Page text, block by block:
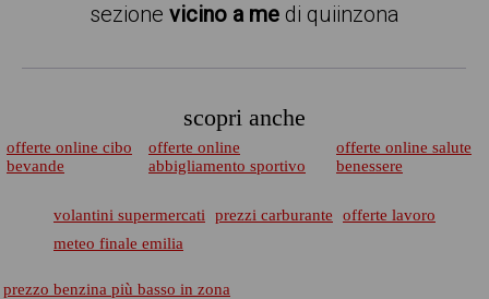
sezione vicino a medi quiinzona
scopri anche
offerte online cibo
bevande
offerte online
abbigliamento sportivo
offerte online salute
benessere
volantini supermercati prezzi carburante
offerte lavoro
meteo finale emilia
prezzo benzina più basso in zona